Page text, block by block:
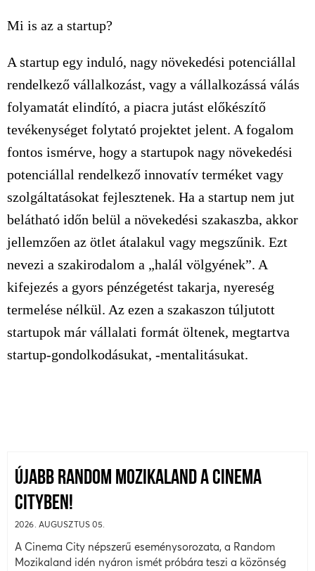
Mi is az a startup?
A startup egy induló, nagy növekedési potenciállal
rendelkező vállalkozást, vagy a vállalkozássá válás
folyamatát elindító, a piacra jutást előkészítő
tevékenységet folytató projektet jelent. A fogalom
fontos ismérve, hogy a startupok nagy növekedési
potenciállal rendelkező innovatív terméket vagy
szolgáltatásokat fejlesztenek. Ha a startup nem jut
belátható időn belül a növekedési szakaszba, akkor
jellemzően az ötlet átalakul vagy megszűnik. Ezt
nevezi a szakirodalom a „halál völgyének”. A
kifejezés a gyors pénzégetést takarja, nyereség
termelése nélkül. Az ezen a szakaszon túljutott
startupok már vállalati formát öltenek, megtartva
startup-gondolkodásukat, -mentalitásukat.
ÚJABB RANDOM MOZIKALAND A CINEMA
CITYBEN!
2026. AUGUSZTUS 05.
A Cinema City népszerű eseménysorozata, a Random
Mozikaland idén nyáron ismét próbára teszi a közönség